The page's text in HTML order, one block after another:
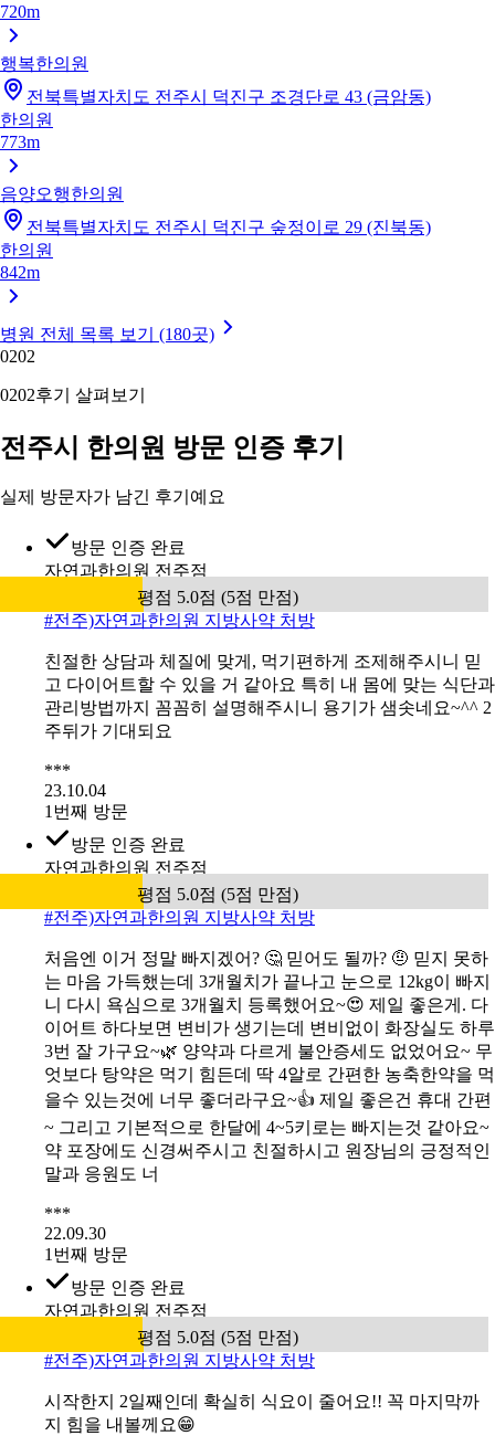
720m
행복한의원
전북특별자치도 전주시 덕진구 조경단로 43 (금암동)
한의원
773m
음양오행한의원
전북특별자치도 전주시 덕진구 숲정이로 29 (진북동)
한의원
842m
병원 전체 목록 보기 (180곳)
0202
0202후기 살펴보기
전주시 한의원 방문 인증 후기
실제 방문자가 남긴 후기예요
방문 인증 완료
자연과한의원 전주점
평점 5.0점 (5점 만점)
#전주)자연과한의원 지방사약 처방
친절한 상담과 체질에 맞게, 먹기편하게 조제해주시니 믿
고 다이어트할 수 있을 거 같아요 특히 내 몸에 맞는 식단과
관리방법까지 꼼꼼히 설명해주시니 용기가 샘솟네요~^^ 2
주뒤가 기대되요
***
23.10.04
1번째 방문
방문 인증 완료
자연과한의원 전주점
평점 5.0점 (5점 만점)
#전주)자연과한의원 지방사약 처방
처음엔 이거 정말 빠지겠어? 🤔 믿어도 될까? 🤨 믿지 못하
는 마음 가득했는데 3개월치가 끝나고 눈으로 12kg이 빠지
니 다시 욕심으로 3개월치 등록했어요~😍 제일 좋은게. 다
이어트 하다보면 변비가 생기는데 변비없이 화장실도 하루
3번 잘 가구요~🌿 양약과 다르게 불안증세도 없었어요~ 무
엇보다 탕약은 먹기 힘든데 딱 4알로 간편한 농축한약을 먹
을수 있는것에 너무 좋더라구요~👍 제일 좋은건 휴대 간편
~ 그리고 기본적으로 한달에 4~5키로는 빠지는것 같아요~
약 포장에도 신경써주시고 친절하시고 원장님의 긍정적인
말과 응원도 너
***
22.09.30
1번째 방문
방문 인증 완료
자연과한의원 전주점
평점 5.0점 (5점 만점)
#전주)자연과한의원 지방사약 처방
시작한지 2일째인데 확실히 식요이 줄어요!! 꼭 마지막까
지 힘을 내볼께요😁